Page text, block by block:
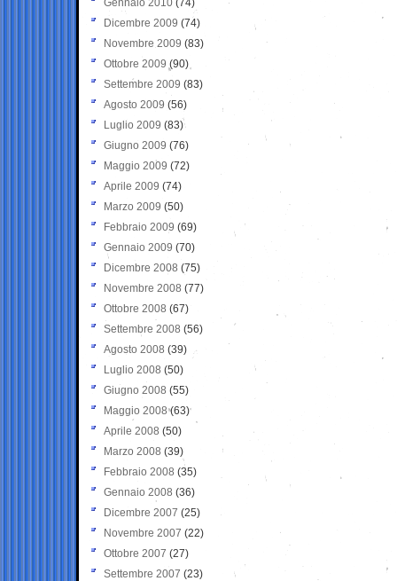
Gennaio 2010 (74)
Dicembre 2009 (74)
Novembre 2009 (83)
Ottobre 2009 (90)
Settembre 2009 (83)
Agosto 2009 (56)
Luglio 2009 (83)
Giugno 2009 (76)
Maggio 2009 (72)
Aprile 2009 (74)
Marzo 2009 (50)
Febbraio 2009 (69)
Gennaio 2009 (70)
Dicembre 2008 (75)
Novembre 2008 (77)
Ottobre 2008 (67)
Settembre 2008 (56)
Agosto 2008 (39)
Luglio 2008 (50)
Giugno 2008 (55)
Maggio 2008(63)
Aprile 2008 (50)
Marzo 2008 (39)
Febbraio 2008 (35)
Gennaio 2008 (36)
Dicembre 2007 (25)
Novembre 2007 (22)
Ottobre 2007 (27)
Settembre 2007 (23)